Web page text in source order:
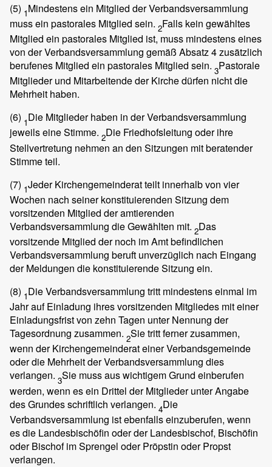
(5) 1Mindestens ein Mitglied der Verbandsversammlung
muss ein pastorales Mitglied sein. 2Falls kein gewähltes
Mitglied ein pastorales Mitglied ist, muss mindestens eines
von der Verbandsversammlung gemäß Absatz 4 zusätzlich
berufenes Mitglied ein pastorales Mitglied sein. 3Pastorale
Mitglieder und Mitarbeitende der Kirche dürfen nicht die
Mehrheit haben.
(6) 1Die Mitglieder haben in der Verbandsversammlung
jeweils eine Stimme. 2Die Friedhofsleitung oder ihre
Stellvertretung nehmen an den Sitzungen mit beratender
Stimme teil.
(7) 1Jeder Kirchengemeinderat teilt innerhalb von vier
Wochen nach seiner konstituierenden Sitzung dem
vorsitzenden Mitglied der amtierenden
Verbandsversammlung die Gewählten mit. 2Das
vorsitzende Mitglied der noch im Amt befindlichen
Verbandsversammlung beruft unverzüglich nach Eingang
der Meldungen die konstituierende Sitzung ein.
(8) 1Die Verbandsversammlung tritt mindestens einmal im
Jahr auf Einladung ihres vorsitzenden Mitgliedes mit einer
Einladungsfrist von zehn Tagen unter Nennung der
Tagesordnung zusammen. 2Sie tritt ferner zusammen,
wenn der Kirchengemeinderat einer Verbandsgemeinde
oder die Mehrheit der Verbandsversammlung dies
verlangen. 3Sie muss aus wichtigem Grund einberufen
werden, wenn es ein Drittel der Mitglieder unter Angabe
des Grundes schriftlich verlangen. 4Die
Verbandsversammlung ist ebenfalls einzuberufen, wenn
es die Landesbischöfin oder der Landesbischof, Bischöfin
oder Bischof im Sprengel oder Pröpstin oder Propst
verlangen.